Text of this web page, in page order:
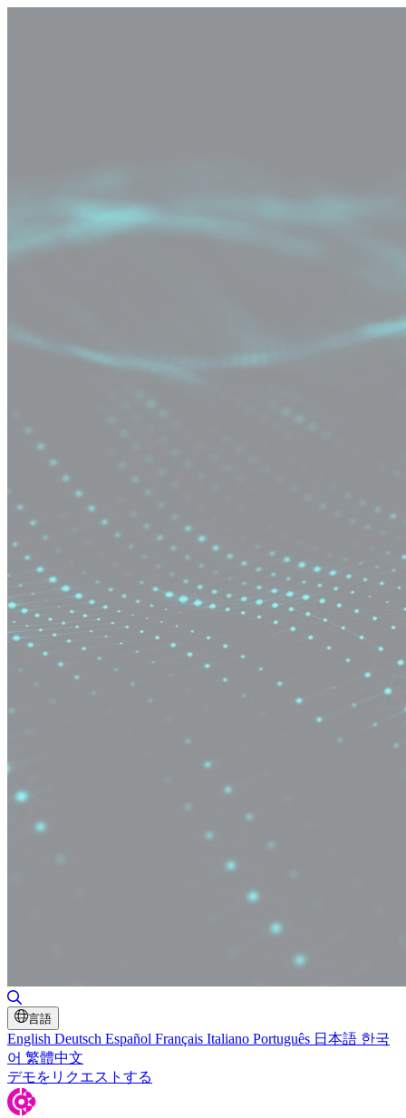
言語
English Deutsch Español Français Italiano Português 日本語 한국
어 繁體中文
デモをリクエストする